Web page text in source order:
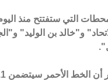
و"خالد بن الوليد"